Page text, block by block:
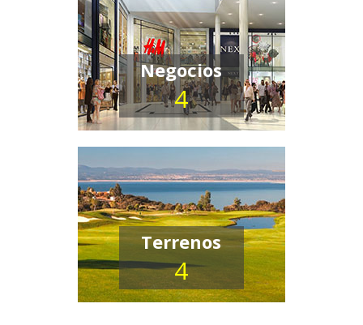
Negocios
4
Terrenos
4